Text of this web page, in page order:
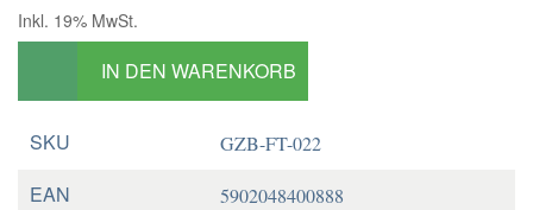
Inkl. 19% MwSt.
IN DEN WARENKORB
SKU GZB-FT-022
EAN 5902048400888